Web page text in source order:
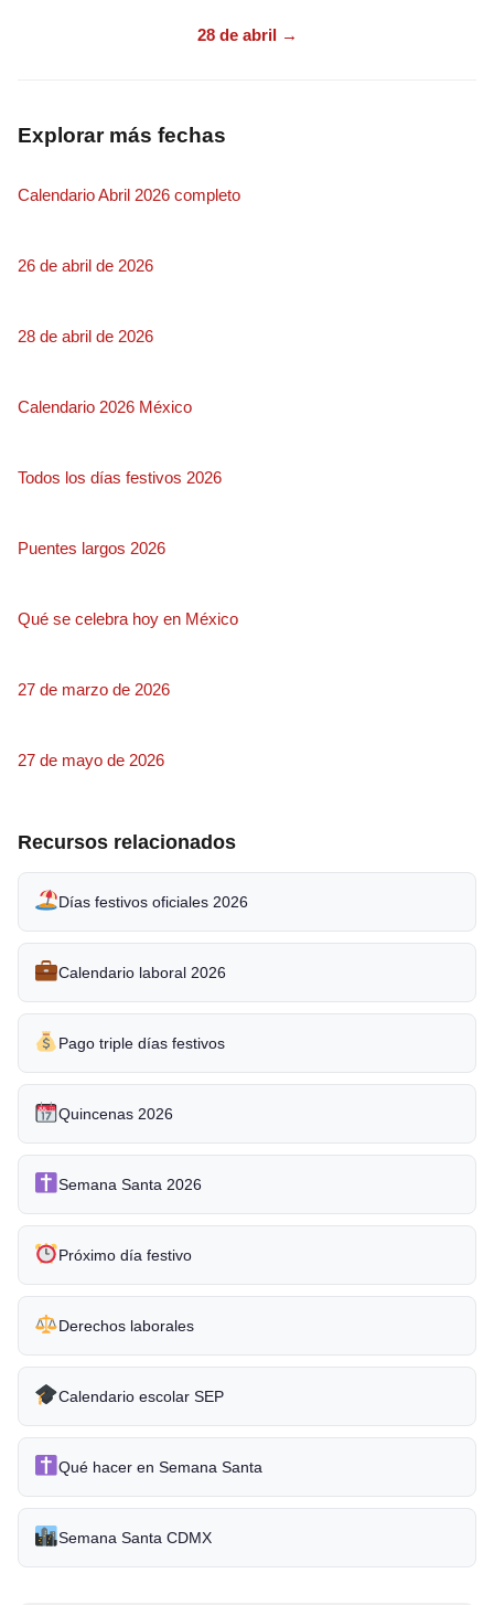
28 de abril →
Explorar más fechas
Calendario Abril 2026 completo
26 de abril de 2026
28 de abril de 2026
Calendario 2026 México
Todos los días festivos 2026
Puentes largos 2026
Qué se celebra hoy en México
27 de marzo de 2026
27 de mayo de 2026
Recursos relacionados
Días festivos oficiales 2026
Calendario laboral 2026
Pago triple días festivos
Quincenas 2026
Semana Santa 2026
Próximo día festivo
Derechos laborales
Calendario escolar SEP
Qué hacer en Semana Santa
Semana Santa CDMX